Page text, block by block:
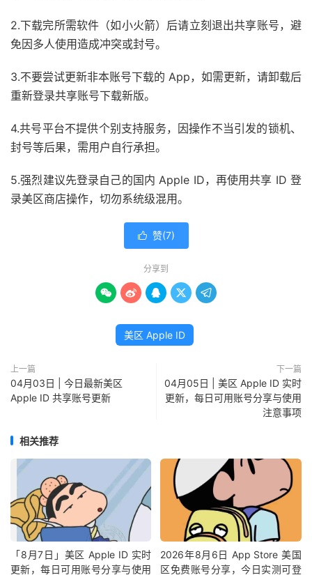
2.下载完所需软件（如小火箭）后请立刻退出共享账号，避
免因多人使用造成冲突或封号。
3.不要尝试更新非本账号下载的 App，如需更新，请卸载后
重新登录共享账号下载新版。
4.共号平台不提供个别支持服务，因操作不当引发的锁机、
封号等后果，需用户自行承担。
5.强烈建议先登录自己的国内 Apple ID，再使用共享 ID 登
录美区商店操作，切勿系统级混用。
 赞(7)
分享到
    
美区 Apple ID
上一篇
04月03日 | 今日最新美区
Apple ID 共享账号更新
下一篇
04月05日 | 美区 Apple ID 实时
更新，每日可用账号分享与使用
注意事项
相关推荐
「8月7日」美区 Apple ID 实时
更新，每日可用账号分享与使用
2026年8月6日 App Store 美国
区免费账号分享，今日实测可登